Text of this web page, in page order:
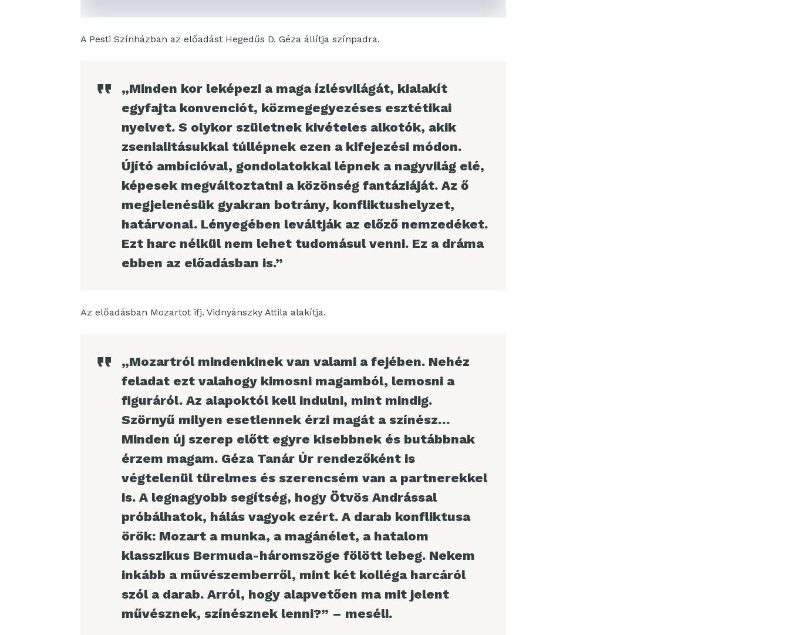
A Pesti Színházban az előadást Hegedűs D. Géza állítja színpadra.
„Minden kor leképezi a maga ízlésvilágát, kialakít
egyfajta konvenciót, közmegegyezéses esztétikai
nyelvet. S olykor születnek kivételes alkotók, akik
zsenialitásukkal túllépnek ezen a kifejezési módon.
Újító ambícióval, gondolatokkal lépnek a nagyvilág elé,
képesek megváltoztatni a közönség fantáziáját. Az ő
megjelenésük gyakran botrány, konfliktushelyzet,
határvonal. Lényegében leváltják az előző nemzedéket.
Ezt harc nélkül nem lehet tudomásul venni. Ez a dráma
ebben az előadásban is.”
Az előadásban Mozartot ifj. Vidnyánszky Attila alakítja.
„Mozartról mindenkinek van valami a fejében. Nehéz
feladat ezt valahogy kimosni magamból, lemosni a
figuráról. Az alapoktól kell indulni, mint mindig.
Szörnyű milyen esetlennek érzi magát a színész…
Minden új szerep előtt egyre kisebbnek és butábbnak
érzem magam. Géza Tanár Úr rendezőként is
végtelenül türelmes és szerencsém van a partnerekkel
is. A legnagyobb segítség, hogy Ötvös Andrással
próbálhatok, hálás vagyok ezért. A darab konfliktusa
örök: Mozart a munka, a magánélet, a hatalom
klasszikus Bermuda-háromszöge fölött lebeg. Nekem
inkább a művészemberről, mint két kolléga harcáról
szól a darab. Arról, hogy alapvetően ma mit jelent
művésznek, színésznek lenni?” – meséli.